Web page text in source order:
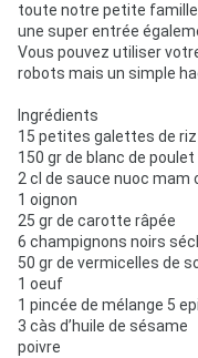
toute notre petite
une super entrée
Vous pouvez utiliser
robots mais un simple
Ingrédients
15 petites galettes de riz
150 gr de blanc de poulet
2 cl de sauce nuoc mam
1 oignon
25 gr de carotte râpée
6 champignons noirs
50 gr de vermicelles de
1 oeuf
1 pincée de mélange 5
3 càs d’huile de sésame
poivre